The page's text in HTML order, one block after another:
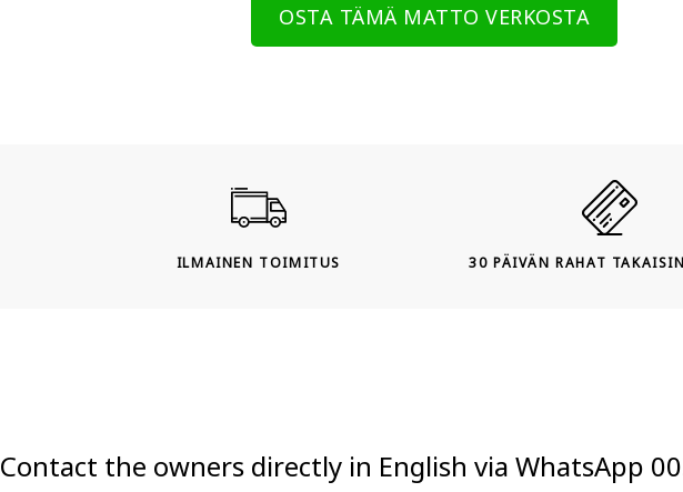
OSTA TÄMÄ MATTO VERKOSTA
ILMAINEN TOIMITUS 30 PÄIVÄN RAHAT
Contact the owners directly in English via WhatsApp